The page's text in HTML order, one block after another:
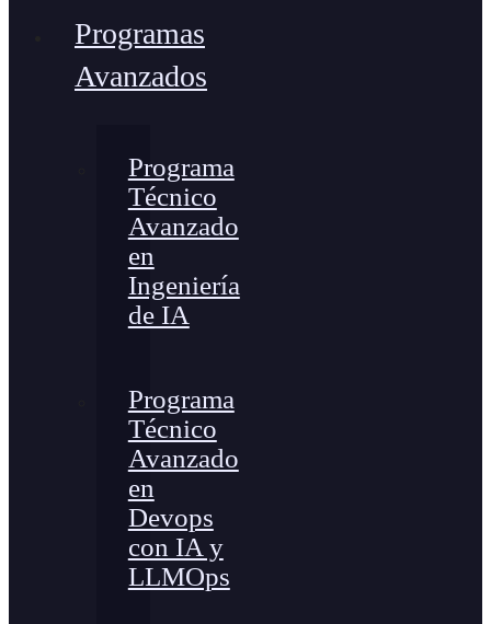
Programas
Avanzados
Programa
Técnico
Avanzado
en
Ingeniería
de IA
Programa
Técnico
Avanzado
en
Devops
con IA y
LLMOps